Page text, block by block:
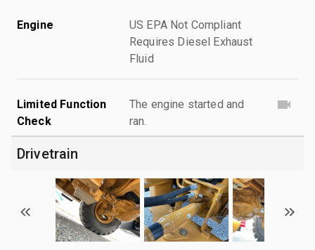
Engine
US EPA Not Compliant
Requires Diesel Exhaust
Fluid
Limited Function
Check
The engine started and
ran.
Drivetrain